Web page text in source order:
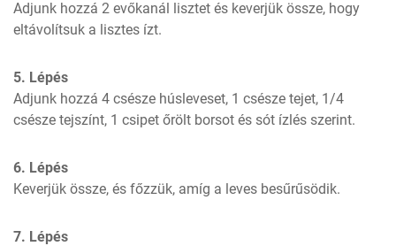
Adjunk hozzá 2 evőkanál lisztet és keverjük össze, hogy
eltávolítsuk a lisztes ízt.
5. Lépés
Adjunk hozzá 4 csésze húsleveset, 1 csésze tejet, 1/4
csésze tejszínt, 1 csipet őrölt borsot és sót ízlés szerint.
6. Lépés
Keverjük össze, és főzzük, amíg a leves besűrűsödik.
7. Lépés